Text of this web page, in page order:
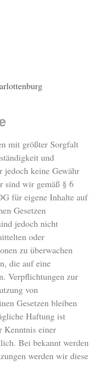
mit größter Sorgfalt
und
keine Gewähr
sind wir gemäß § 6
für eigene Inhalte auf
Gesetzen
jedoch nicht
oder
zu überwachen
die auf eine
Verpflichtungen zur
von
Gesetzen bleiben
Haftung ist
Kenntnis einer
Bei bekannt werden
werden wir diese